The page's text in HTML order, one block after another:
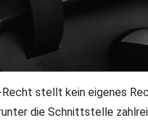
Recht stellt kein eigenes
die Schnittstelle